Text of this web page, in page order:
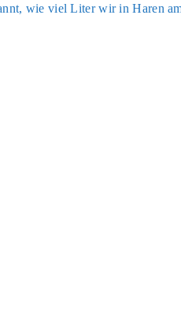
wie viel Liter wir in Haren